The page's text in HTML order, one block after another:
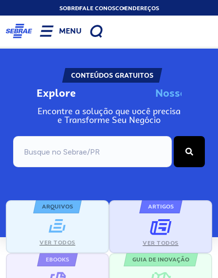
SOBREFALE CONOSCOENDEREÇOS
MENU
CONTEÚDOS GRATUITOS
Explore Nosso
Encontre a solução que você precisa
e Transforme Seu Negócio
ARQUIVOS
VER TODOS
ARTIGOS
VER TODOS
EBOOKS GUIA DE INOVAÇÃO